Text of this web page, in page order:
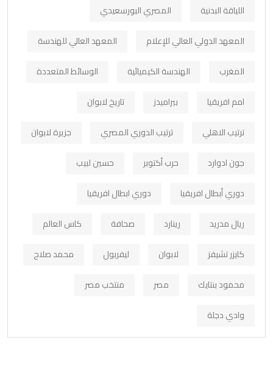
اللياقة البدنية
المصري البورسعيدي
المعهد الدولي العالي للإعلام
المعهد العالي للهندسة
المغرب
الهندسة الكيميائية
الوسائط المتعددة
امم افريقيا
بيراميدز
تاريخ لابوان
ترتيب الاهلي
ترتيب الدوري المصري
جزيرة لابوان
جون ادوارد
حرب أكتوبر
حسين لبيب
دوري أبطال افريقيا
دوري ابطال افريقيا
ريال مدريد
رينارد صحافة
كاس العالم
كايزر تشيفز
لابوان ليفربول
محمد صلاح
محمود بنتايك
مصر
منتخب مصر
وادي دجلة